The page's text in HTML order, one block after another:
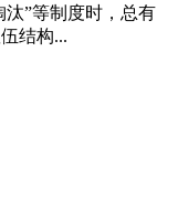
汰”等制度时，总有
结构...